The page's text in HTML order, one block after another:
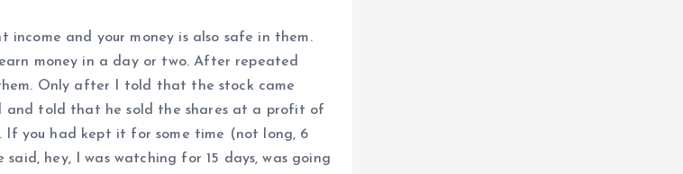
income and your money is also safe in them.
money in a day or two. After repeated
Only after I told that the stock came
and told that he sold the shares at a profit of
If you had kept it for some time (not long, 6
hey, I was watching for 15 days, was going